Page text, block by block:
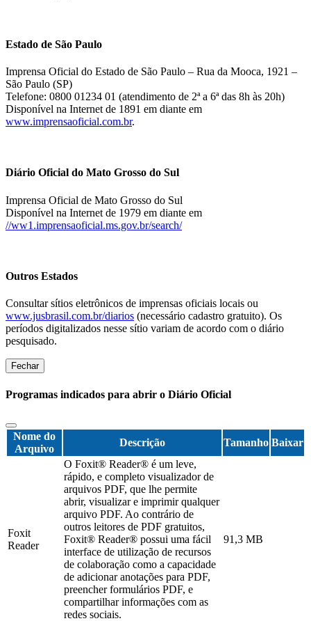
Estado de São Paulo
Imprensa Oficial do Estado de São Paulo – Rua da Mooca, 1921 –
São Paulo (SP)
Telefone: 0800 01234 01 (atendimento de 2ª a 6ª das 8h às 20h)
Disponível na Internet de 1891 em diante em
www.imprensaoficial.com.br.
Diário Oficial do Mato Grosso do Sul
Imprensa Oficial de Mato Grosso do Sul
Disponível na Internet de 1979 em diante em
//ww1.imprensaoficial.ms.gov.br/search/
Outros Estados
Consultar sítios eletrônicos de imprensas oficiais locais ou
www.jusbrasil.com.br/diarios (necessário cadastro gratuito). Os
períodos digitalizados nesse sítio variam de acordo com o diário
pesquisado.
Fechar
Programas indicados para abrir o Diário Oficial
Nome do
Arquivo
Descrição Tamanho Baixar
Foxit
Reader
O Foxit® Reader® é um leve,
rápido, e completo visualizador de
arquivos PDF, que lhe permite
abrir, visualizar e imprimir qualquer
arquivo PDF. Ao contrário de
outros leitores de PDF gratuitos,
Foxit® Reader® possui uma fácil
interface de utilização de recursos
de colaboração como a capacidade
de adicionar anotações para PDF,
preencher formulários PDF, e
compartilhar informações com as
redes sociais.
91,3 MB